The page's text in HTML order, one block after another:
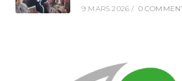
9 MARS 2026 / 0